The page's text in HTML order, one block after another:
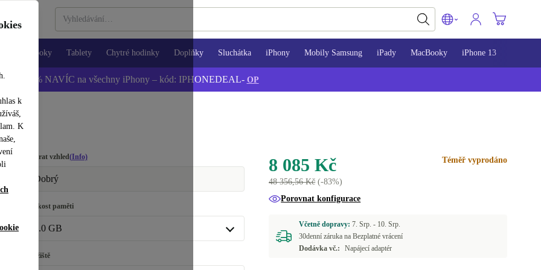
k
K
Notebooky Tablety Chytré hodinky Doplňky Sluchátka iPhony Mobily Samsung iPady MacBooky iPhone 13
📱 -5 % NAVÍC na všechny iPhony – kód: IPHONEDEAL- OP
Vybrat vzhled (Info)
Dobrý
Velikost paměti
8.0 GB
8.0 GB
Úložiště
8 085 Kč
48 356,56 Kč(-83%)
Téměř vyprodáno
Porovnat konfigurace
Včetně dopravy:7. Srp. - 10. Srp.
30denní záruka na Bezplatné vrácení
Dodávka vč.:
Napájecí adaptér